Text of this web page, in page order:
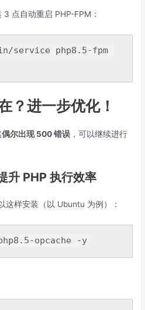
点自动重启 PHP-FPM：
service php8.5-fpm
？进一步优化！
偶尔出现 500 错误 ，可以继续进行
升 PHP 执行效率
这样安装（以 Ubuntu 为例）：
5